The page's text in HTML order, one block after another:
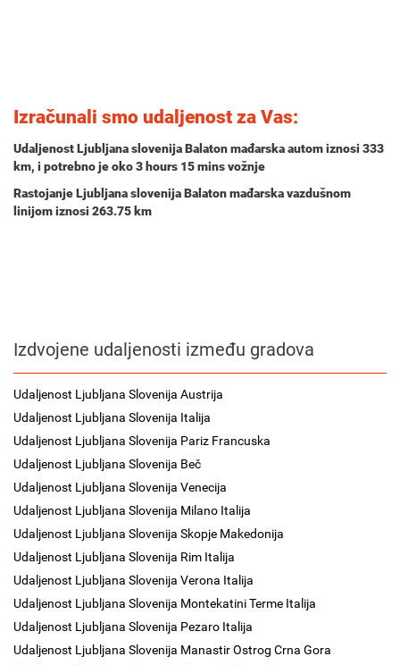
Izračunali smo udaljenost za Vas:
Udaljenost Ljubljana slovenija Balaton mađarska autom iznosi 333
km, i potrebno je oko3 hours 15 minsvožnje
Rastojanje Ljubljana slovenija Balaton mađarska vazdušnom
linijom iznosi 263.75 km
Izdvojene udaljenosti između gradova
Udaljenost Ljubljana Slovenija Austrija
Udaljenost Ljubljana Slovenija Italija
Udaljenost Ljubljana Slovenija Pariz Francuska
Udaljenost Ljubljana Slovenija Beč
Udaljenost Ljubljana Slovenija Venecija
Udaljenost Ljubljana Slovenija Milano Italija
Udaljenost Ljubljana Slovenija Skopje Makedonija
Udaljenost Ljubljana Slovenija Rim Italija
Udaljenost Ljubljana Slovenija Verona Italija
Udaljenost Ljubljana Slovenija Montekatini Terme Italija
Udaljenost Ljubljana Slovenija Pezaro Italija
Udaljenost Ljubljana Slovenija Manastir Ostrog Crna Gora